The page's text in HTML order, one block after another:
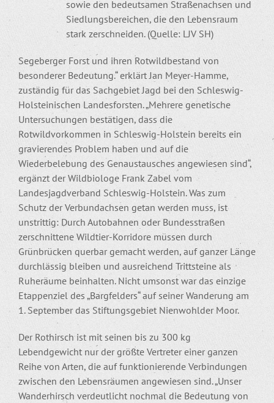
sowie den bedeutsamen Straßenachsen und
Siedlungsbereichen, die den Lebensraum
stark zerschneiden. (Quelle: LJV SH)
Segeberger Forst und ihren Rotwildbestand von
besonderer Bedeutung.“ erklärt Jan Meyer-Hamme,
zuständig für das Sachgebiet Jagd bei den Schleswig-
Holsteinischen Landesforsten. „Mehrere genetische
Untersuchungen bestätigen, dass die
Rotwildvorkommen in Schleswig-Holstein bereits ein
gravierendes Problem haben und auf die
Wiederbelebung des Genaustausches angewiesen sind“,
ergänzt der Wildbiologe Frank Zabel vom
Landesjagdverband Schleswig-Holstein. Was zum
Schutz der Verbundachsen getan werden muss, ist
unstrittig: Durch Autobahnen oder Bundesstraßen
zerschnittene Wildtier-Korridore müssen durch
Grünbrücken querbar gemacht werden, auf ganzer Länge
durchlässig bleiben und ausreichend Trittsteine als
Ruheräume beinhalten. Nicht umsonst war das einzige
Etappenziel des „Bargfelders“ auf seiner Wanderung am
1. September das Stiftungsgebiet Nienwohlder Moor.
Der Rothirsch ist mit seinen bis zu 300 kg
Lebendgewicht nur der größte Vertreter einer ganzen
Reihe von Arten, die auf funktionierende Verbindungen
zwischen den Lebensräumen angewiesen sind. „Unser
Wanderhirsch verdeutlicht nochmal die Bedeutung von